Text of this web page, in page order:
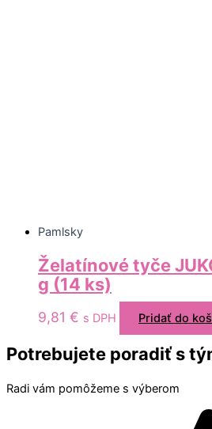
Pamlsky
Želatínové tyče
g (14 ks)
9,81 € s DPH Pridať do
Potrebujete poradiť s
Radi vám pomôžeme s výberom